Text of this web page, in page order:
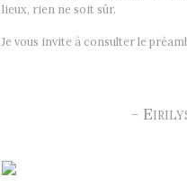
lieux, rien ne soit sûr.
Je vous invite à consulter le
-